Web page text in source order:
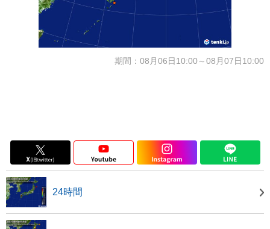
期間：08月06日10:00～08月07日10:00
24時間